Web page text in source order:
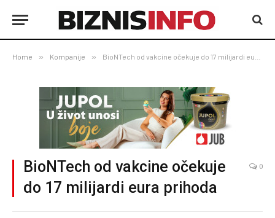
Home » Kompanije » BioNTech od vakcine očekuje do 17 milijardi eura prihoda
BioNTech od vakcine očekuje
do 17 milijardi eura prihoda
0